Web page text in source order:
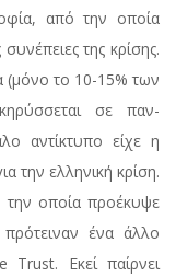
από την οποία
της κρίσης.
(μόνο το 10-15% των
σε παν-
αντίκτυπο είχε η
την ελληνική κρίση.
οποία προέκυψε
ένα άλλο
Trust. Εκεί παίρνει